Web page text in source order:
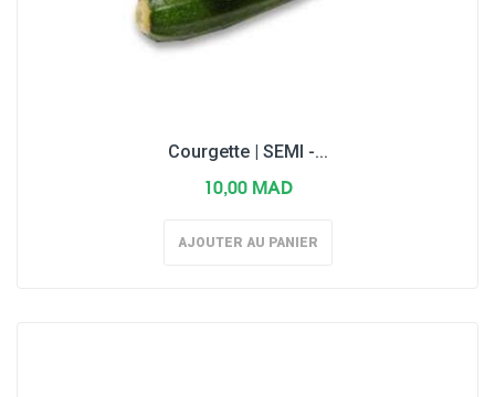
Courgette | SEMI -...
10,00 MAD
AJOUTER AU PANIER